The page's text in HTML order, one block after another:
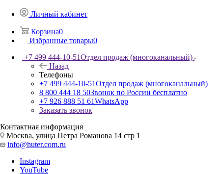
Личный кабинет
Корзина0
Избранные товары0
+7 499 444-10-51Отдел продаж (многоканальный)
Назад
Телефоны
+7 499 444-10-51Отдел продаж (многоканальный)
8 800 444 18 50Звонок по России бесплатно
+7 926 888 51 61WhatsApp
Заказать звонок
Контактная информация
Москва, улица Петра Романова 14 стр 1
info@huter.com.ru
Instagram
YouTube